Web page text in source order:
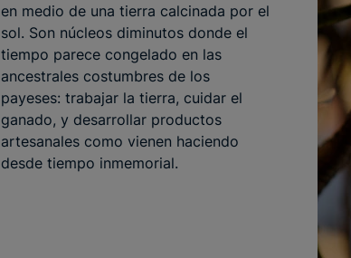
en medio de una tierra calcinada por el
sol. Son núcleos diminutos donde el
tiempo parece congelado en las
ancestrales costumbres de los
payeses: trabajar la tierra, cuidar el
ganado, y desarrollar productos
artesanales como vienen haciendo
desde tiempo inmemorial.